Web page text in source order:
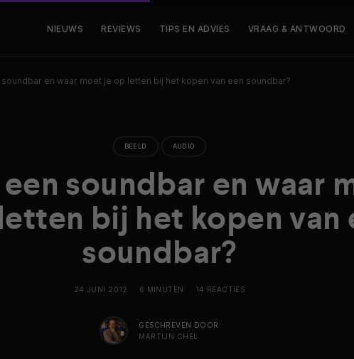
NIEUWS REVIEWS TIPS EN ADVIES VRAAG & ANTWOORD
soundbar en waar moet je op letten bij het kopen van een soundbar?
BEELD AUDIO
soundbar en waar
bij het kopen van
soundbar?
24 JUNI 2012 6 MINUTEN 14 REACTIES
GESCHREVEN DOOR
MARTIJN CHEL